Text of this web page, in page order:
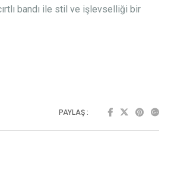
bandı ile stil ve işlevselliği bir
PAYLAŞ :